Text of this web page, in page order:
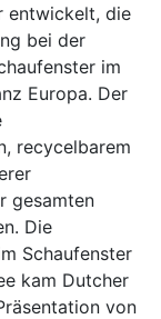
entwickelt, die
bei der
im
Europa. Der
recycelbarem
gesamten
Die
Schaufenster
kam Dutcher
von